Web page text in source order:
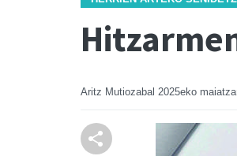
Aritz Mutiozabal 2025eko